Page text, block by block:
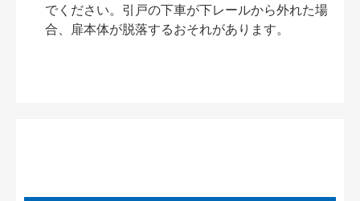
でください。引戸の下車が下レールから外れた場
合、扉本体が脱落するおそれがあります。